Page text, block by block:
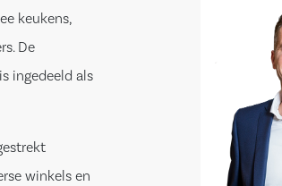
keukens,
De
ingedeeld als
winkels en